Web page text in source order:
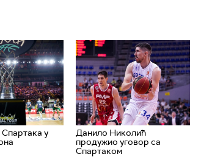
у
Данило Николић
продужио уговор са
Спартаком